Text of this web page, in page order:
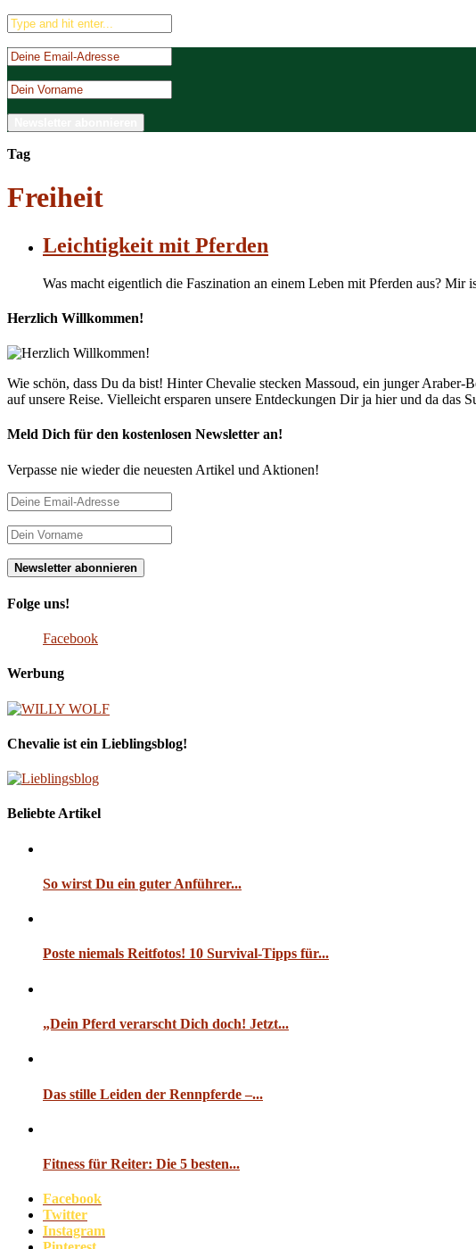
Tag
Freiheit
Leichtigkeit mit Pferden
Was macht eigentlich die Faszination an einem Leben mit Pferden aus?
Herzlich Willkommen!
Wie schön, dass Du da bist! Hinter Chevalie stecken Massoud, ein junger
auf unsere Reise. Vielleicht ersparen unsere Entdeckungen Dir ja hier und da das
Meld Dich für den kostenlosen Newsletter an!
Verpasse nie wieder die neuesten Artikel und Aktionen!
Folge uns!
Facebook
Werbung
Chevalie ist ein Lieblingsblog!
Beliebte Artikel
So wirst Du ein guter Anführer...
Poste niemals Reitfotos! 10 Survival-Tipps für...
„Dein Pferd verarscht Dich doch! Jetzt...
Das stille Leiden der Rennpferde –...
Fitness für Reiter: Die 5 besten...
Facebook
Twitter
Instagram